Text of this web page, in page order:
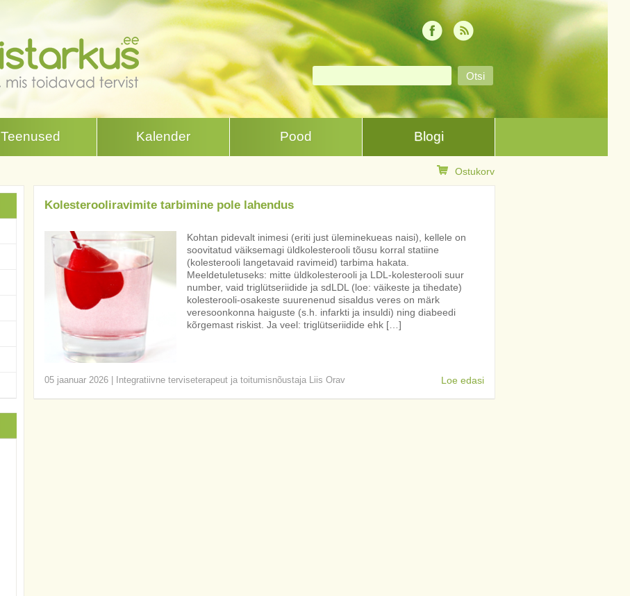
Teenused Kalender Pood Blogi
Ostukorv
Kolesterooliravimite tarbimine pole lahendus
Kohtan pidevalt inimesi (eriti just üleminekueas naisi), kellele on
soovitatud väiksemagi üldkolesterooli tõusu korral statiine
(kolesterooli langetavaid ravimeid) tarbima hakata.
Meeldetuletuseks: mitte üldkolesterooli ja LDL-kolesterooli suur
number, vaid triglütseriidide ja sdLDL (loe: väikeste ja tihedate)
kolesterooli-osakeste suurenenud sisaldus veres on märk
veresoonkonna haiguste (s.h. infarkti ja insuldi) ning diabeedi
kõrgemast riskist. Ja veel: triglütseriidide ehk […]
05 jaanuar 2026| Integratiivne terviseterapeut ja toitumisnõustaja Liis Orav Loe edasi